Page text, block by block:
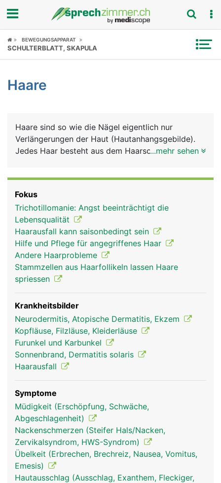
Fokus
Symptome
News
Rubriken
BEWEGUNGSAPPARAT
SCHULTERBLATT, SKAPULA
Haare
Haare sind so wie die Nägel eigentlich nur
Verlängerungen der Haut (Hautanhangsgebilde).
Jedes Haar besteht aus dem Haarschaft und der
die feinste Haarbewegungen registrieren. Die
Haarwurzel bildet an ihrem unteren Ende eine
knollige Verdickung, die Haarzwiebel. Dort
befindet sich auch die gut durchblutete
Haarpapille, die das Haar mit Nährstoffen versorgt
und so zum Wachsen bringt. Zu jedem Haarfollikel
gehört ein kleiner Muskel, der das Haar bei Kälte
oder Stress aufrichtet ("Gänsehaut"). Die Körper-
und Kopfhaare dienen zum Schutz vor Kälte und
Sonneneinstrahlung. Die Augenbrauen und
Wimpern schützen die Augen vor äusseren
Einflüssen und die Nasenhaare fangen kleine
Partikel (z.B. Staub) ab, damit sie nicht eingeatmet
werden.
Haare Frau
...mehr sehen
Fokus
Trichotillomanie: Angst beeinträchtigt die
Lebensqualität
Haarausfall kann saisonbedingt sein
Hilfe und Pflege für angegriffenes Haar
Andere Haarprobleme
Stammzellen aus Haarfollikeln lassen Haare
spriessen
Krankheitsbilder
Neurodermitis, Atopische Dermatitis, Ekzem
Kopfläuse, Filzläuse, Kleiderläuse
Furunkel und Karbunkel
Sonnenbrand, Dermatitis solaris
Haarausfall
Symptome
Müdigkeit (Erschöpfung, Schwäche,
Abgeschlagenheit)
Nackenschmerzen (Steifer Hals/Nacken,
Zervikalsyndrom, HWS-Syndrom)
Übelkeit (Erbrechen, Brechreiz, Nausea, Vomitus,
Emesis)
Hautausschlag (Ausschlag, Exanthem, Fleckiger,